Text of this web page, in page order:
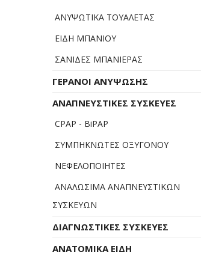
ΑΝΥΨΩΤΙΚΑ ΤΟΥΑΛΕΤΑΣ
ΕΙΔΗ ΜΠΑΝΙΟΥ
ΣΑΝΙΔΕΣ ΜΠΑΝΙΕΡΑΣ
ΓΕΡΑΝΟΙ ΑΝΥΨΩΣΗΣ
ΑΝΑΠΝΕΥΣΤΙΚΕΣ ΣΥΣΚΕΥΕΣ
CPAP - BiPAP
ΣΥΜΠΗΚΝΩΤΕΣ ΟΞΥΓΟΝΟΥ
ΝΕΦΕΛΟΠΟΙΗΤΕΣ
ΑΝΑΛΩΣΙΜΑ ΑΝΑΠΝΕΥΣΤΙΚΩΝ
ΣΥΣΚΕΥΩΝ
ΔΙΑΓΝΩΣΤΙΚΕΣ ΣΥΣΚΕΥΕΣ
ΑΝΑΤΟΜΙΚΑ ΕΙΔΗ